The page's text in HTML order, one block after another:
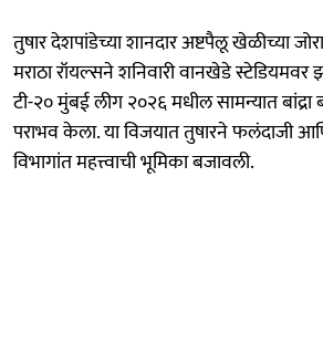
तुषार देशपांडेच्या शानदार अष्टपैलू खेळीच्या
मराठा रॉयल्सने शनिवारी वानखेडे स्टेडियमवर
टी-२० मुंबई लीग २०२६ मधील सामन्यात बांद्रा
पराभव केला. या विजयात तुषारने फलंदाजी
विभागांत महत्त्वाची भूमिका बजावली.